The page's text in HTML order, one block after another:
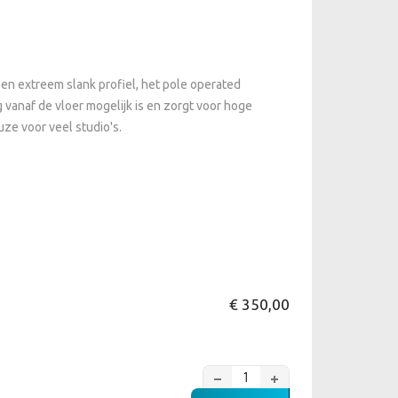
extreem slank profiel, het pole operated
de vloer mogelijk is en zorgt voor hoge
voor veel studio's.
€ 350,00